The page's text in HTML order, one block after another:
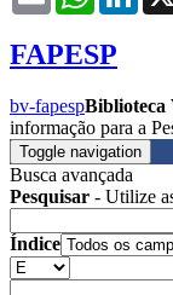
FAPESP
bv-fapespBiblioteca
informação para a
Toggle navigation
Busca avançada
Pesquisar - Utilize
Índice